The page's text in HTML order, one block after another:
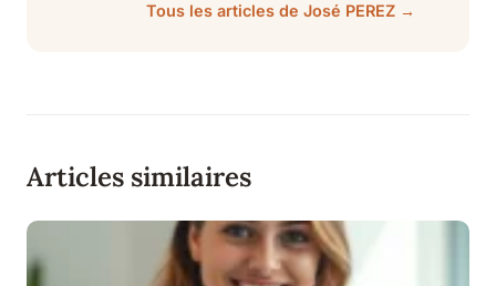
Tous les articles de José PEREZ →
Articles similaires